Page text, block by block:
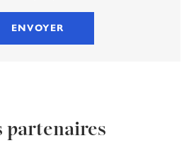
partenaires